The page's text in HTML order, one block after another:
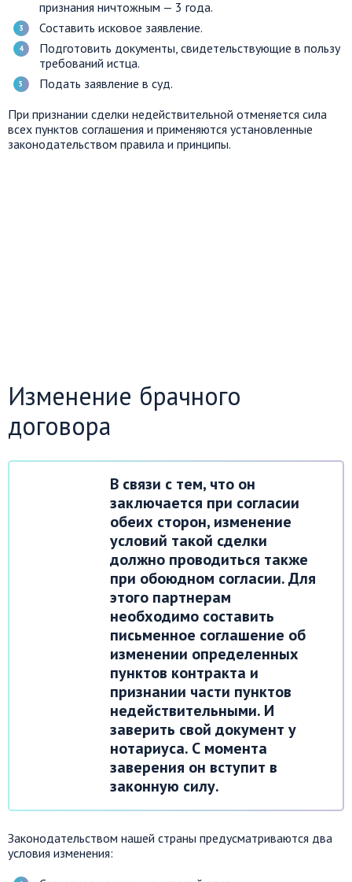
признания ничтожным — 3 года.
Составить исковое заявление.
Подготовить документы, свидетельствующие в пользу
требований истца.
Подать заявление в суд.
При признании сделки недействительной отменяется сила
всех пунктов соглашения и применяются установленные
законодательством правила и принципы.
Изменение брачного
договора
В связи с тем, что он
заключается при согласии
обеих сторон, изменение
условий такой сделки
должно проводиться также
при обоюдном согласии. Для
этого партнерам
необходимо составить
письменное соглашение об
изменении определенных
пунктов контракта и
признании части пунктов
недействительными. И
заверить свой документ у
нотариуса. С момента
заверения он вступит в
законную силу.
Законодательством нашей страны предусматриваются два
условия изменения: